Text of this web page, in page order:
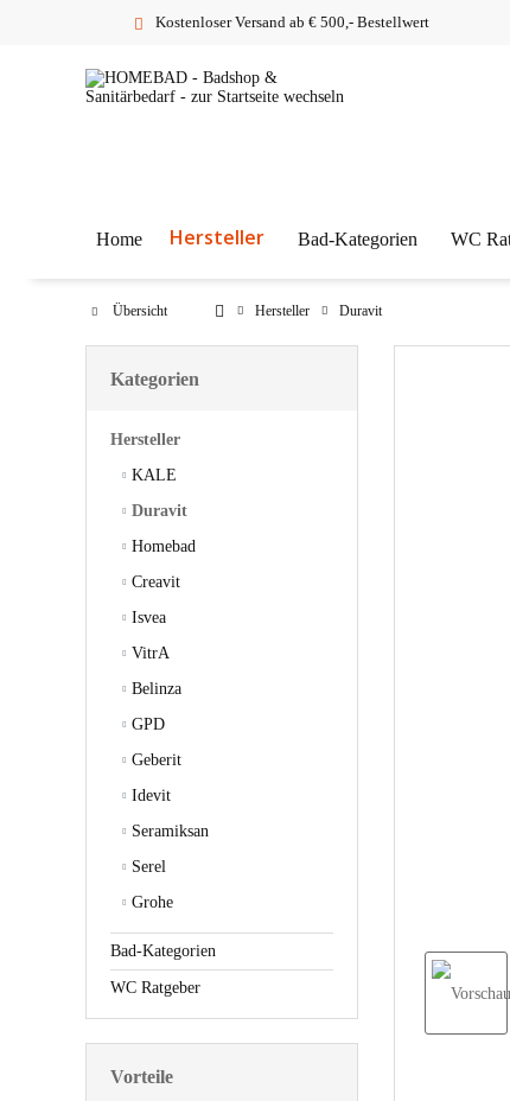
Kostenloser Versand ab € 500,- Bestellwert
Home Hersteller Bad-Kategorien WC
Übersicht Hersteller Duravit
Kategorien
Hersteller
KALE
Duravit
Homebad
Creavit
Isvea
VitrA
Belinza
GPD
Geberit
Idevit
Seramiksan
Serel
Grohe
Bad-Kategorien
WC Ratgeber
Vorteile